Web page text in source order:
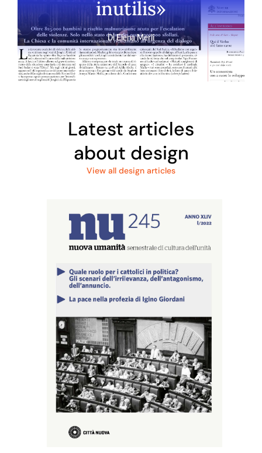
inutilis»
DiElena Merli
Latest articles
about design
View all design articles